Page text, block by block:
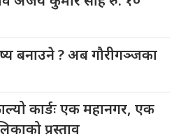
बनाउने ? अब गौरीगञ्जका
कार्डः एक महानगर, एक
प्रस्ताव